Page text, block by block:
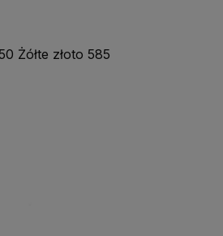
Żółte złoto 585